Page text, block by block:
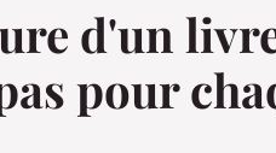
d'un
pour